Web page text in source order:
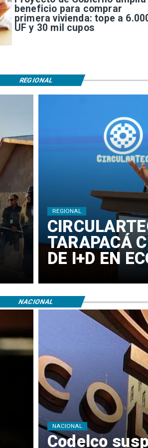
beneficio para comprar
primera vivienda: tope a
UF y 30 mil cupos
TARAPACÁ
DE I+D EN
REGIONAL
REGIONAL
Codelco
NACIONAL
NACIONAL